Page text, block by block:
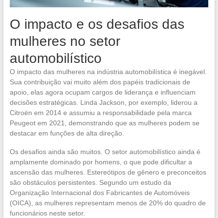
O impacto e os desafios das
mulheres no setor
automobilístico
O impacto das mulheres na indústria automobilística é inegável.
Sua contribuição vai muito além dos papéis tradicionais de
apoio, elas agora ocupam cargos de liderança e influenciam
decisões estratégicas. Linda Jackson, por exemplo, liderou a
Citroën em 2014 e assumiu a responsabilidade pela marca
Peugeot em 2021, demonstrando que as mulheres podem se
destacar em funções de alta direção.
Os desafios ainda são muitos. O setor automobilístico ainda é
amplamente dominado por homens, o que pode dificultar a
ascensão das mulheres. Estereótipos de gênero e preconceitos
são obstáculos persistentes. Segundo um estudo da
Organização Internacional dos Fabricantes de Automóveis
(OICA), as mulheres representam menos de 20% do quadro de
funcionários neste setor.